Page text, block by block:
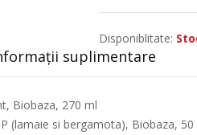
Disponiblitate:
suplimentare
Biobaza, 270 ml
(lamaie si bergamota), Biobaza, 50